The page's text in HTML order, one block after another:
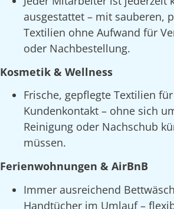
ausgestattet – mit sauberen,
Textilien ohne Aufwand für
oder Nachbestellung.
Kosmetik & Wellness
Frische, gepflegte Textilien
Kundenkontakt – ohne sich
Reinigung oder Nachschub
müssen.
Ferienwohnungen & AirBnB
Immer ausreichend
Handtücher im Umlauf –